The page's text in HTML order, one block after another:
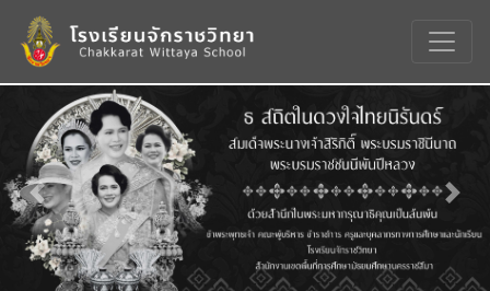
Previous Next